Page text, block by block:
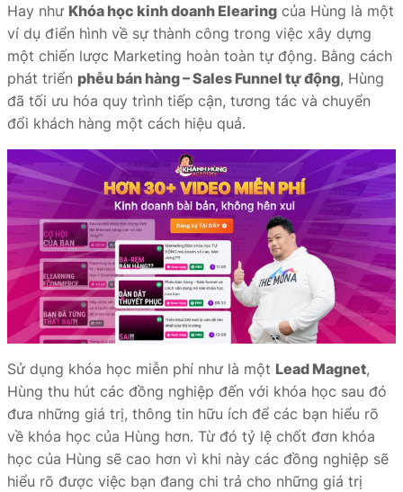
Hay như Khóa học kinh doanh Elearing của Hùng là một
ví dụ điển hình về sự thành công trong việc xây dựng
một chiến lược Marketing hoàn toàn tự động. Bằng cách
phát triển phễu bán hàng – Sales Funnel tự động, Hùng
đã tối ưu hóa quy trình tiếp cận, tương tác và chuyển
đổi khách hàng một cách hiệu quả.
Sử dụng khóa học miễn phí như là một Lead Magnet,
Hùng thu hút các đồng nghiệp đến với khóa học sau đó
đưa những giá trị, thông tin hữu ích để các bạn hiểu rõ
về khóa học của Hùng hơn. Từ đó tỷ lệ chốt đơn khóa
học của Hùng sẽ cao hơn vì khi này các đồng nghiệp sẽ
hiểu rõ được việc bạn đang chi trả cho những giá trị